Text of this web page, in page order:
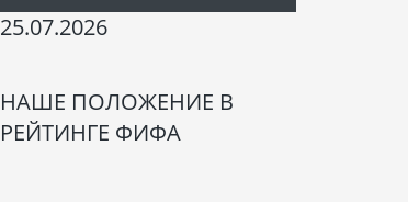
25.07.2026
НАШЕ ПОЛОЖЕНИЕ В
РЕЙТИНГЕ ФИФА